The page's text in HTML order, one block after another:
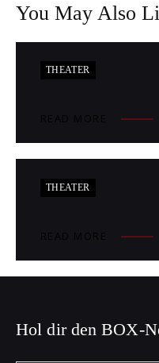
You May Also
THEATER
THEATER
Hol dir den BOX-